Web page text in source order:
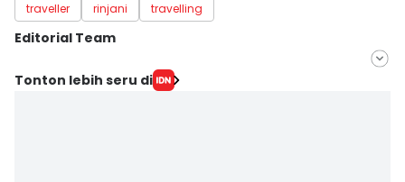
traveller
rinjani travelling
Editorial Team
Editor
Tonton lebih seru di